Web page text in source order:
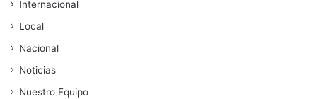
Internacional
Local
Nacional
Noticias
Nuestro Equipo